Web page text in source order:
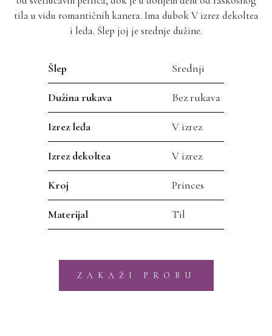
tila u vidu romantičnih kanera. Ima dubok V izrez dekoltea
i leđa. Šlep joj je srednje dužine.
Šlep Srednji
Dužina rukava Bez rukava
Izrez leđa V izrez
Izrez dekoltea V izrez
Kroj Princes
Materijal Til
ZAKAŽI PROBU